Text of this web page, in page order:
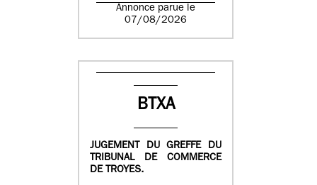
Annonce parue le
07/08/2026
BTXA
JUGEMENT DU GREFFE DU
TRIBUNAL DE COMMERCE
DE TROYES.